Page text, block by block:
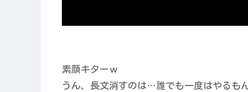
素顔キターｗ
うん、長文消すのは…誰でも一度はやるも